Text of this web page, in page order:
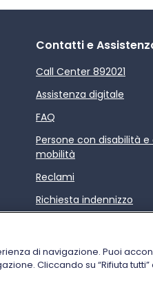
Contatti e
Call Center 892021
Assistenza digitale
FAQ
Persone con disabilità
mobilità
Reclami
Richiesta indennizzo
Condizioni di trasporto
di navigazione. Puoi
Cliccando su “Rifiuta